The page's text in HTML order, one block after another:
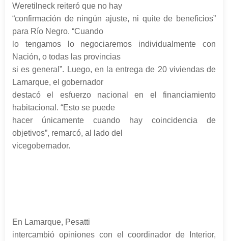
Weretilneck reiteró que no hay
“confirmación de ningún ajuste, ni quite de beneficios”
para Río Negro. “Cuando
lo tengamos lo negociaremos individualmente con
Nación, o todas las provincias
si es general”. Luego, en la entrega de 20 viviendas de
Lamarque, el gobernador
destacó el esfuerzo nacional en el financiamiento
habitacional. “Esto se puede
hacer únicamente cuando hay coincidencia de
objetivos”, remarcó, al lado del
vicegobernador.
En Lamarque, Pesatti
intercambió opiniones con el coordinador de Interior,